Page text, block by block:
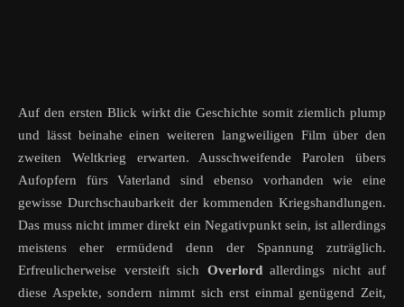
Auf den ersten Blick wirkt die Geschichte somit ziemlich plump
und lässt beinahe einen weiteren langweiligen Film über den
zweiten Weltkrieg erwarten. Ausschweifende Parolen übers
Aufopfern fürs Vaterland sind ebenso vorhanden wie eine
gewisse Durchschaubarkeit der kommenden Kriegshandlungen.
Das muss nicht immer direkt ein Negativpunkt sein, ist allerdings
meistens eher ermüdend denn der Spannung zuträglich.
Erfreulicherweise versteift sich Overlordallerdings nicht auf
diese Aspekte, sondern nimmt sich erst einmal genügend Zeit,